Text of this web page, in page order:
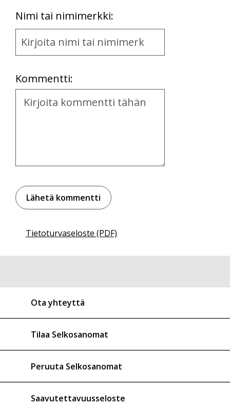
Nimi tai nimimerkki:
Name
and
Kommentti:
Kommentti
Tietoturvaseloste (PDF)
Ota yhteyttä
Tilaa Selkosanomat
Peruuta Selkosanomat
Saavutettavuusseloste